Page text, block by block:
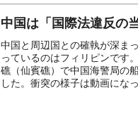
中国は「国際法違反の
中国と周辺国との確執が深ま
っているのはフィリピンです
礁（仙賓礁）で中国海警局の
した。衝突の様子は動画にな